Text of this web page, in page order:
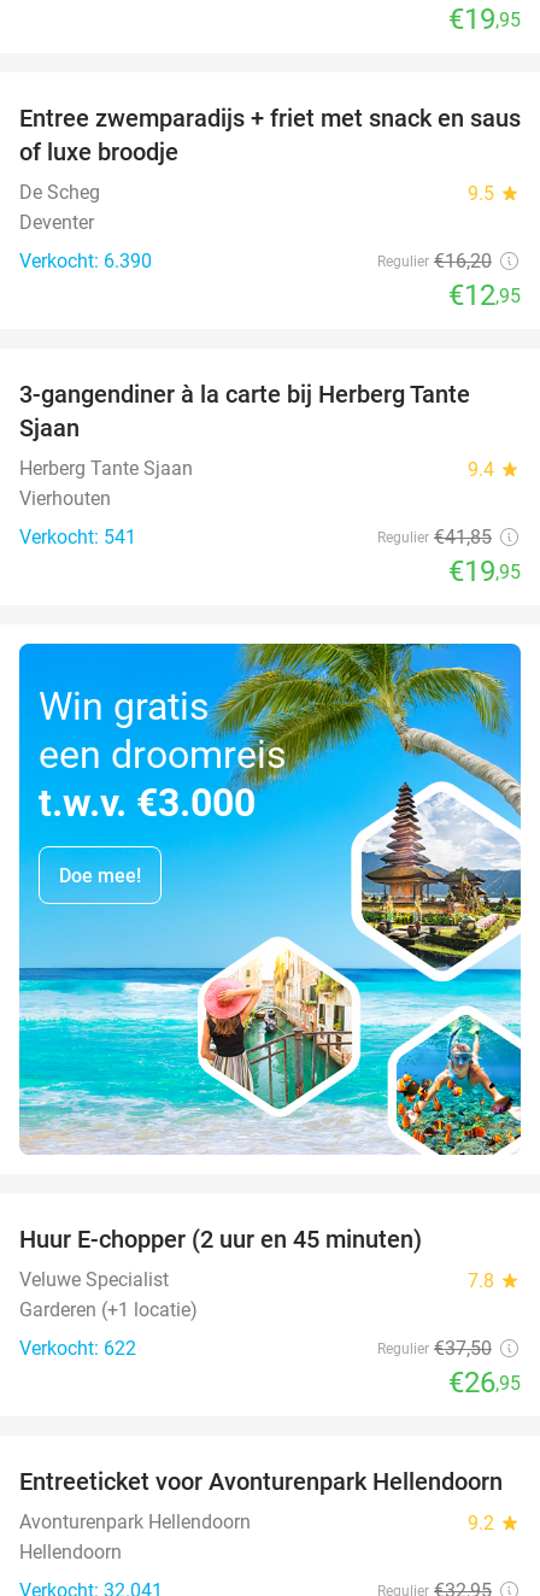
€19,95
20%
Entree zwemparadijs + friet met snack en saus
of luxe broodje
De Scheg 9.5 star
Deventer
Verkocht: 6.390
Regulier €16,20
€12,95
52%
3-gangendiner à la carte bij Herberg Tante
Sjaan
Herberg Tante Sjaan 9.4 star
Vierhouten
Verkocht: 541
Regulier €41,85
€19,95
Win gratis
een droomreis
t.w.v. €3.000
Doe mee!
Huur E-chopper (2 uur en 45 minuten)
Veluwe Specialist 7.8 star
Garderen (+1 locatie)
Verkocht: 622
Regulier €37,50
€26,95
41%
Entreeticket voor Avonturenpark Hellendoorn
Avonturenpark Hellendoorn 9.2 star
Hellendoorn
Verkocht: 32.041
Regulier €32,95